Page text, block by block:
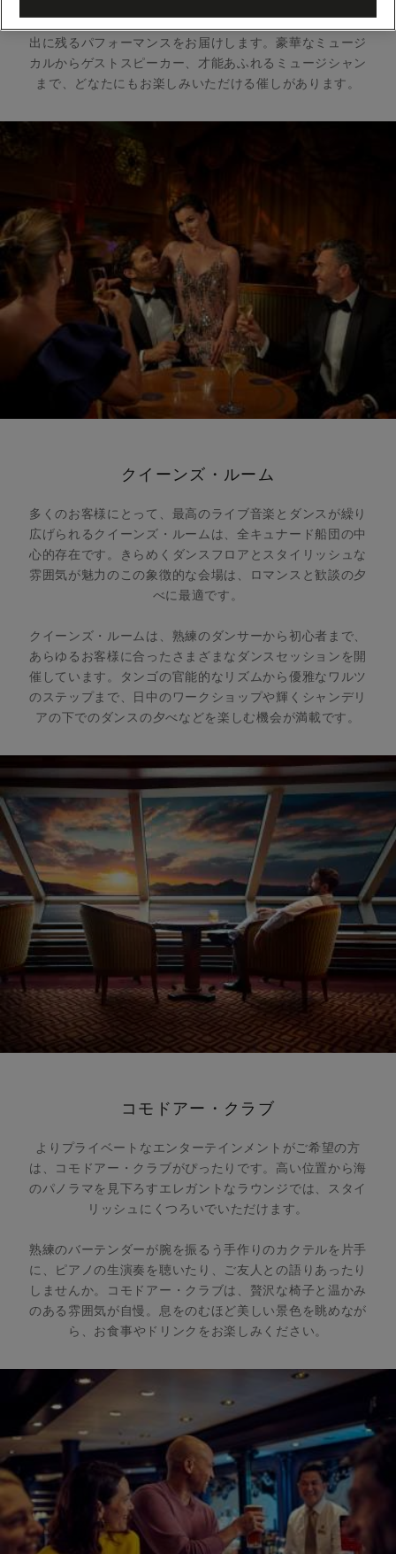
出に残るパフォーマンスをお届けします。豪華なミュージ
カルからゲストスピーカー、才能あふれるミュージシャン
まで、どなたにもお楽しみいただける催しがあります。
クイーンズ・ルーム
多くのお客様にとって、最高のライブ音楽とダンスが繰り
広げられるクイーンズ・ルームは、全キュナード船団の中
心的存在です。きらめくダンスフロアとスタイリッシュな
雰囲気が魅力のこの象徴的な会場は、ロマンスと歓談の夕
べに最適です。
クイーンズ・ルームは、熟練のダンサーから初心者まで、
あらゆるお客様に合ったさまざまなダンスセッションを開
催しています。タンゴの官能的なリズムから優雅なワルツ
のステップまで、日中のワークショップや輝くシャンデリ
アの下でのダンスの夕べなどを楽しむ機会が満載です。
コモドアー・クラブ
よりプライベートなエンターテインメントがご希望の方
は、コモドアー・クラブがぴったりです。高い位置から海
のパノラマを見下ろすエレガントなラウンジでは、スタイ
リッシュにくつろいでいただけます。
熟練のバーテンダーが腕を振るう手作りのカクテルを片手
に、ピアノの生演奏を聴いたり、ご友人との語りあったり
しませんか。コモドアー・クラブは、贅沢な椅子と温かみ
のある雰囲気が自慢。息をのむほど美しい景色を眺めなが
ら、お食事やドリンクをお楽しみください。